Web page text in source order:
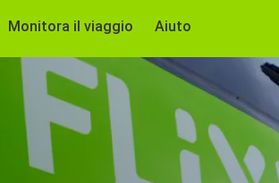
Monitora il viaggio Aiuto